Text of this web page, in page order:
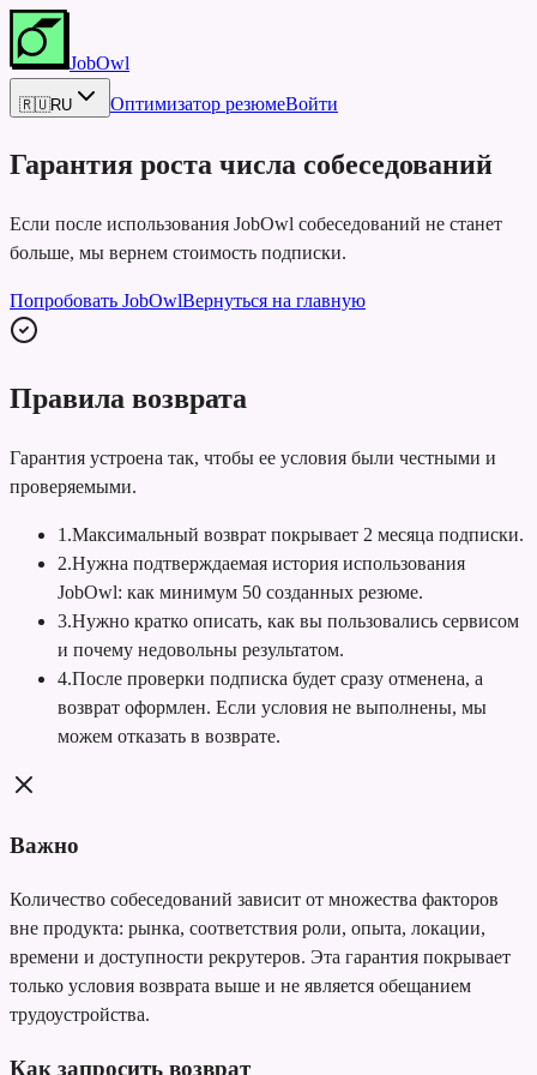
JobOwl
🇷🇺RU Оптимизатор резюмеВойти
Гарантия роста числа собеседований
Если после использования JobOwl собеседований не станет
больше, мы вернем стоимость подписки.
Попробовать JobOwlВернуться на главную
Правила возврата
Гарантия устроена так, чтобы ее условия были честными и
проверяемыми.
1 .Максимальный возврат покрывает 2 месяца подписки.
2.Нужна подтверждаемая история использования
JobOwl: как минимум 50 созданных резюме.
3.Нужно кратко описать, как вы пользовались сервисом
и почему недовольны результатом.
4.После проверки подписка будет сразу отменена, а
возврат оформлен. Если условия не выполнены, мы
можем отказать в возврате.
Важно
Количество собеседований зависит от множества факторов
вне продукта: рынка, соответствия роли, опыта, локации,
времени и доступности рекрутеров. Эта гарантия покрывает
только условия возврата выше и не является обещанием
трудоустройства.
Как запросить возврат